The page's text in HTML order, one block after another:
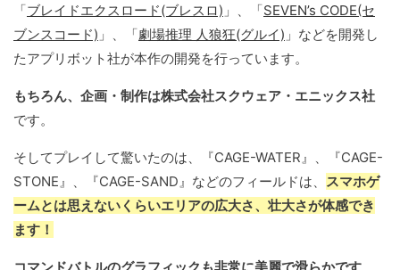
「ブレイドエクスロード(ブレスロ) 」、「SEVEN’s CODE(セ
ブンスコード) 」、「劇場推理 人狼狂(グルイ) 」などを開発し
たアプリボット社が本作の開発を行っています。
もちろん、企画・制作は株式会社スクウェア・エニックス社
です。
そしてプレイして驚いたのは、『CAGE-WATER』、『CAGE-
STONE』、『CAGE-SAND』などのフィールドは、
スマホゲ
ームとは思えないくらいエリアの広大さ、壮大さが体感でき
ます！